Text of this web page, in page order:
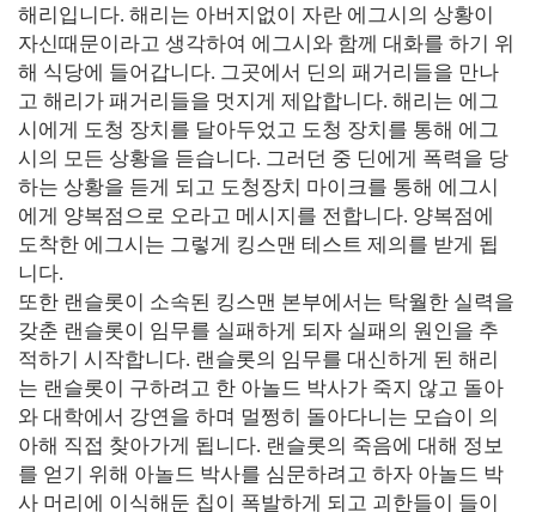
해리입니다. 해리는 아버지없이 자란 에그시의 상황이
자신때문이라고 생각하여 에그시와 함께 대화를 하기 위
해 식당에 들어갑니다. 그곳에서 딘의 패거리들을 만나
고 해리가 패거리들을 멋지게 제압합니다. 해리는 에그
시에게 도청 장치를 달아두었고 도청 장치를 통해 에그
시의 모든 상황을 듣습니다. 그러던 중 딘에게 폭력을 당
하는 상황을 듣게 되고 도청장치 마이크를 통해 에그시
에게 양복점으로 오라고 메시지를 전합니다. 양복점에
도착한 에그시는 그렇게 킹스맨 테스트 제의를 받게 됩
니다.
또한 랜슬롯이 소속된 킹스맨 본부에서는 탁월한 실력을
갖춘 랜슬롯이 임무를 실패하게 되자 실패의 원인을 추
적하기 시작합니다. 랜슬롯의 임무를 대신하게 된 해리
는 랜슬롯이 구하려고 한 아놀드 박사가 죽지 않고 돌아
와 대학에서 강연을 하며 멀쩡히 돌아다니는 모습이 의
아해 직접 찾아가게 됩니다. 랜슬롯의 죽음에 대해 정보
를 얻기 위해 아놀드 박사를 심문하려고 하자 아놀드 박
사 머리에 이식해둔 칩이 폭발하게 되고 괴한들이 들이